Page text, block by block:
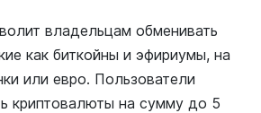
владельцам обменивать
как биткойны и эфириумы, на
или евро. Пользователи
криптовалюты на сумму до 5